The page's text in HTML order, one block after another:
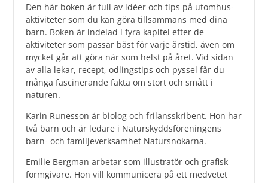
Den här boken är full av idéer och tips på utomhus­
aktiviteter som du kan göra tillsammans med dina
barn. Boken är indelad i fyra kapitel efter de
aktiviteter som passar bäst för varje årstid, även om
mycket går att göra när som helst på året. Vid sidan
av alla lekar, recept, odlingstips och pyssel får du
många fascinerande fakta om stort och smått i
naturen.
Karin Runesson är biolog och frilansskribent. Hon har
två barn och är ledare i Naturskyddsföreningens
barn- och familjeverksamhet Natursnokarna.
Emilie Bergman arbetar som illustratör och grafisk
formgivare. Hon vill kommunicera på ett medvetet